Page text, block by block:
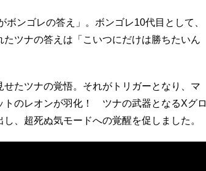
ボンゴレの答え」。ボンゴレ10代目として、
ツナの答えは「こいつにだけは勝ちたいん
たツナの覚悟。それがトリガーとなり、マ
トのレオンが羽化！ ツナの武器となるXグロ
、超死ぬ気モードへの覚醒を促しました。